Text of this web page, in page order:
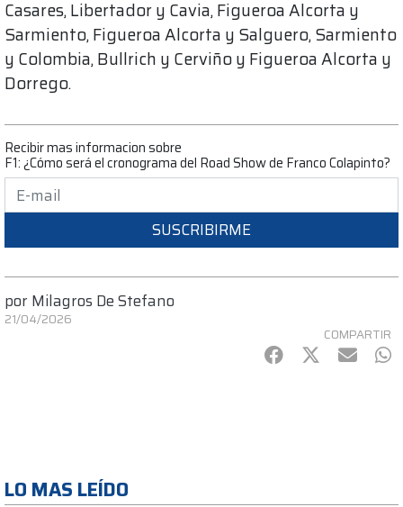
Casares, Libertador y Cavia, Figueroa Alcorta y
Sarmiento, Figueroa Alcorta y Salguero, Sarmiento
y Colombia, Bullrich y Cerviño y Figueroa Alcorta y
Dorrego.
Recibir mas informacion sobre
F1: ¿Cómo será el cronograma del Road Show de Franco Colapinto?
SUSCRIBIRME
por Milagros De Stefano
21/04/2026
COMPARTIR
Facebook
Twitter
mail
LO MAS LEÍDO